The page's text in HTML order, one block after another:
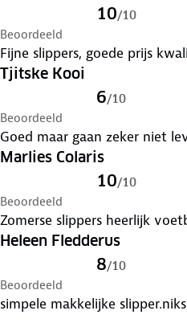
10/10
Beoordeeld
Fijne slippers, goede prijs
Tjitske Kooi
6/10
Beoordeeld
Goed maar gaan zeker niet
Marlies Colaris
10/10
Beoordeeld
Zomerse slippers heerlijk
Heleen Fledderus
8/10
Beoordeeld
simpele makkelijke